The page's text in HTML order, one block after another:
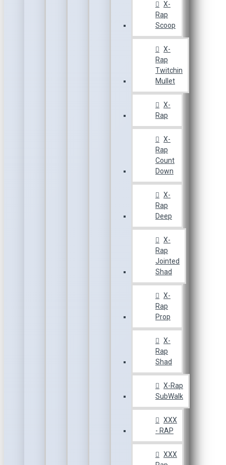
X-
Rap
Scoop
X-
Rap
Twitchin
Mullet
X-
Rap
X-
Rap
Count
Down
X-
Rap
Deep
X-
Rap
Jointed
Shad
X-
Rap
Prop
X-
Rap
Shad
X-Rap
SubWalk
XXX
- RAP
XXX